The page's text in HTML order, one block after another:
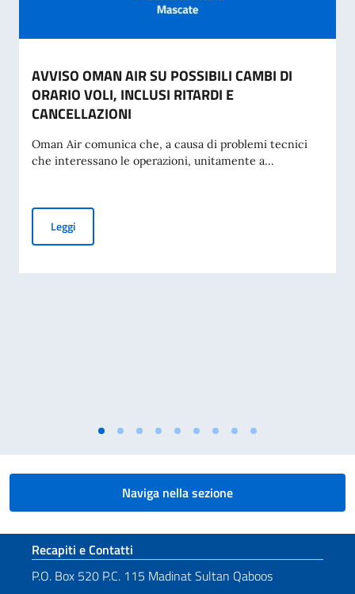
AVVISO OMAN AIR SU POSSIBILI CAMBI DI
ORARIO VOLI, INCLUSI RITARDI E
CANCELLAZIONI
Oman Air comunica che, a causa di problemi tecnici
che interessano le operazioni, unitamente a...
LeggiAVVISO OMAN AIR SU POSSIBILI CAMBI DI ORARIO VOLI,
Naviga nella sezione
Sezione footer
Recapiti e Contatti
P.O. Box 520 P.C. 115 Madinat Sultan Qaboos